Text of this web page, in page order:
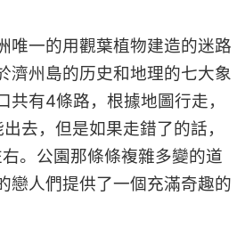
唯一的用觀葉植物建造的迷路
濟州島的历史和地理的七大象
共有4條路，根據地圖行走，
去，但是如果走錯了的話，
。公園那條條複雜多變的道
戀人們提供了一個充滿奇趣的